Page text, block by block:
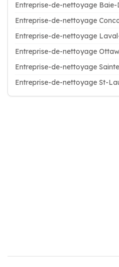
Entreprise-de-nettoyage Baie-
Entreprise-de-nettoyage
Entreprise-de-nettoyage
Entreprise-de-nettoyage
Entreprise-de-nettoyage
Entreprise-de-nettoyage St-